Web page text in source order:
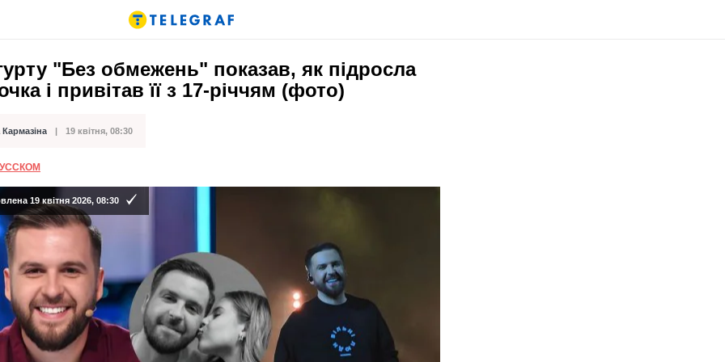
"Без обмежень" показав, як підросла
і привітав її з 17-річчям (фото)
Кармазіна 19 квітня, 08:30
19 квітня 2026, 08:30